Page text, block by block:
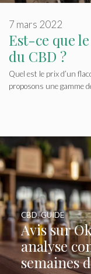
Est-ce que
du CBD ?
7 mars 2022
Quel est le prix d’un
proposons une gamme
Avis sur
analyse
semaines
CBD,GUIDE